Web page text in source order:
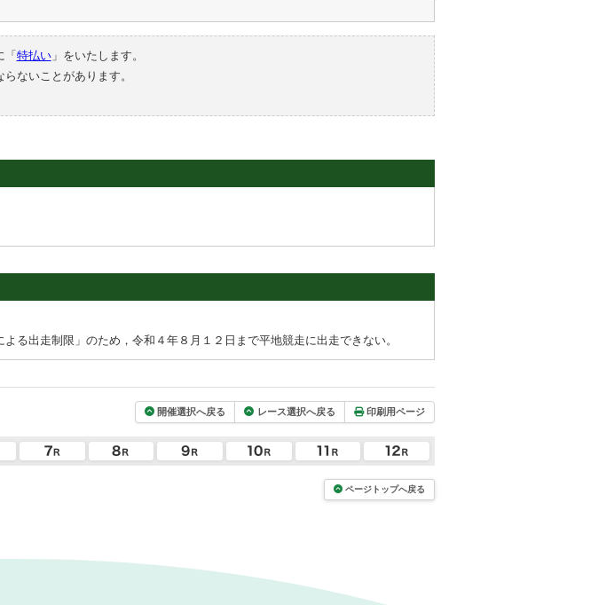
特払い」をいたします。
ないことがあります。
る出走制限」のため，令和４年８月１２日まで平地競走に出走できない。
開催選択へ戻る レース選択へ戻る 印刷用ページ
ページトップへ戻る